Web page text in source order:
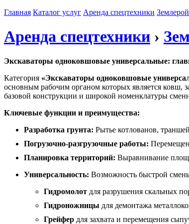
Главная Каталог услуг Аренда спецтехники
Аренда спецтехники ›
Экскаваторы одноковшовые универсальные:
Категория «Экскаваторы одноковшовые
основным рабочим органом которых является ковш,
базовой конструкции и широкой номенклатуры
Ключевые функции и преимущества:
Разработка грунта: Рытье котлованов,
Погрузочно-разгрузочные работы:
Планировка территорий: Выравнивание
Универсальность: Возможность быстрой
Гидромолот для разрушения скальных
Гидроножницы для демонтажа
Грейфер для захвата и перемещения